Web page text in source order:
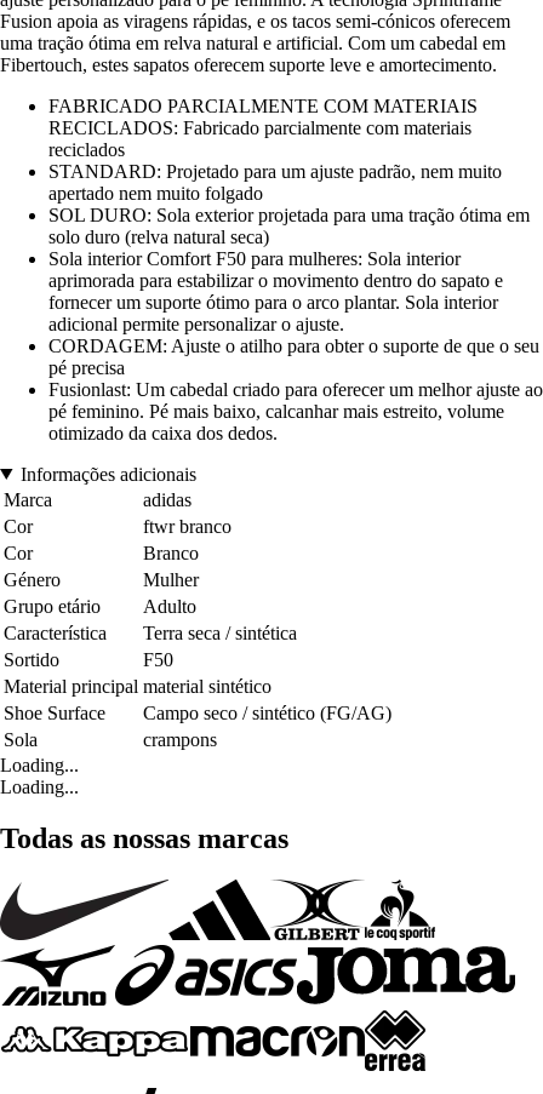
Fusion apoia as viragens rápidas, e os tacos semi-cónicos oferecem
uma tração ótima em relva natural e artificial. Com um cabedal em
Fibertouch, estes sapatos oferecem suporte leve e amortecimento.
FABRICADO PARCIALMENTE COM MATERIAIS
RECICLADOS: Fabricado parcialmente com materiais
reciclados
STANDARD: Projetado para um ajuste padrão, nem muito
apertado nem muito folgado
SOL DURO: Sola exterior projetada para uma tração ótima em
solo duro (relva natural seca)
Sola interior Comfort F50 para mulheres: Sola interior
aprimorada para estabilizar o movimento dentro do sapato e
fornecer um suporte ótimo para o arco plantar. Sola interior
adicional permite personalizar o ajuste.
CORDAGEM: Ajuste o atilho para obter o suporte de que o seu
pé precisa
Fusionlast: Um cabedal criado para oferecer um melhor ajuste ao
pé feminino. Pé mais baixo, calcanhar mais estreito, volume
otimizado da caixa dos dedos.
Informações adicionais
Marca
adidas
Cor
ftwr branco
Cor
Branco
Género
Mulher
Grupo etário
Adulto
Característica
Terra seca / sintética
Sortido
F50
Material principal material sintético
Shoe Surface
Campo seco / sintético (FG/AG)
Sola
crampons
Loading...
Loading...
Todas as nossas marcas